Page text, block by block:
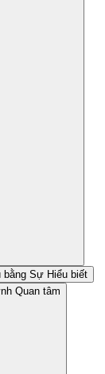
bằng Sự Hiểu biết
Quan tâm